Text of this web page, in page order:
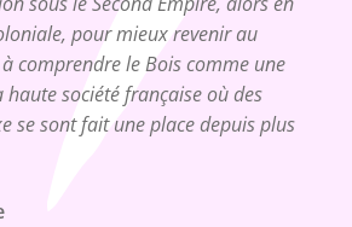
pour mieux revenir au
comprendre le Bois comme une
haute société française où des
se sont fait une place depuis plus